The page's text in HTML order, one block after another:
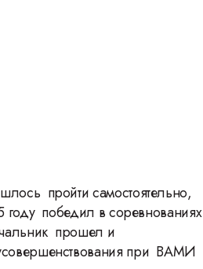
пройти самостоятельно,
году победил в соревнованиях
прошел и
при ВАМИ